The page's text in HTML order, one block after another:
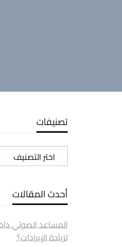
تصنيفات
تصنيفات
أحدث المقالات
المساعد الصوتي
لزيادة الإيرادات؟